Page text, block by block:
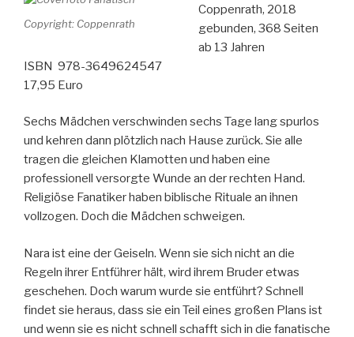
Copyright: Coppenrath
Coppenrath, 2018
gebunden, 368 Seiten
ab 13 Jahren
ISBN 978-3649624547
17,95 Euro
Sechs Mädchen verschwinden sechs Tage lang spurlos
und kehren dann plötzlich nach Hause zurück. Sie alle
tragen die gleichen Klamotten und haben eine
professionell versorgte Wunde an der rechten Hand.
Religiöse Fanatiker haben biblische Rituale an ihnen
vollzogen. Doch die Mädchen schweigen.
Nara ist eine der Geiseln. Wenn sie sich nicht an die
Regeln ihrer Entführer hält, wird ihrem Bruder etwas
geschehen. Doch warum wurde sie entführt? Schnell
findet sie heraus, dass sie ein Teil eines großen Plans ist
und wenn sie es nicht schnell schafft sich in die fanatische